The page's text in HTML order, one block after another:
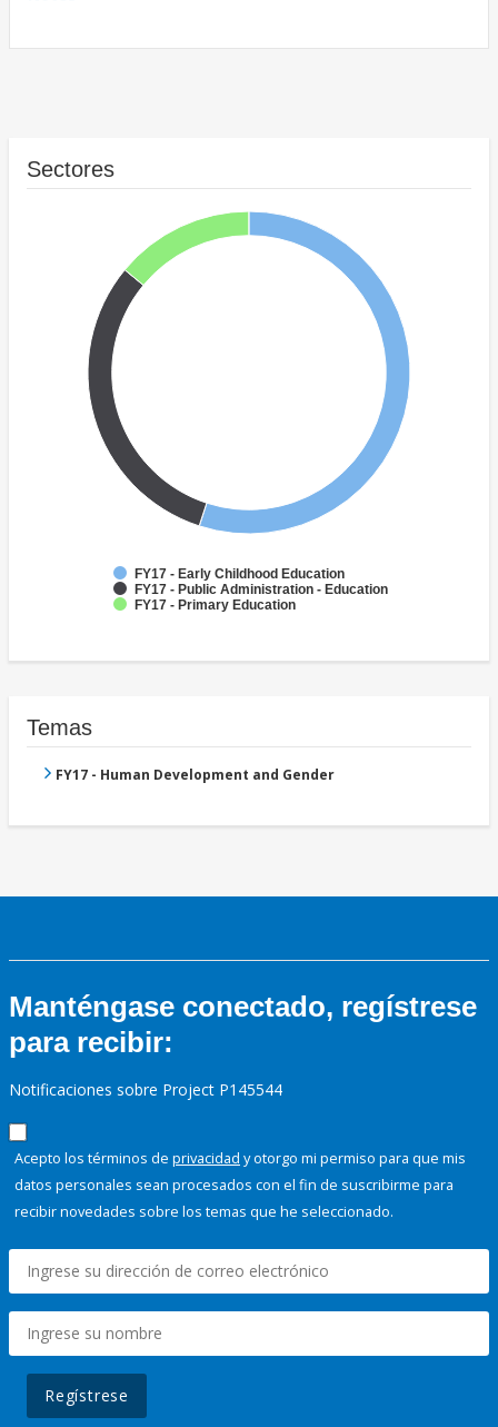
Sectores
FY17 - Early Childhood Education
FY17 - Public Administration - Education
FY17 - Primary Education
Temas
FY17 - Human Development and Gender
Manténgase conectado, regístrese
para recibir:
Notificaciones sobre Project P145544
Acepto los términos de privacidad y otorgo mi permiso para que mis
datos personales sean procesados con el fin de suscribirme para
recibir novedades sobre los temas que he seleccionado.
Regístrese